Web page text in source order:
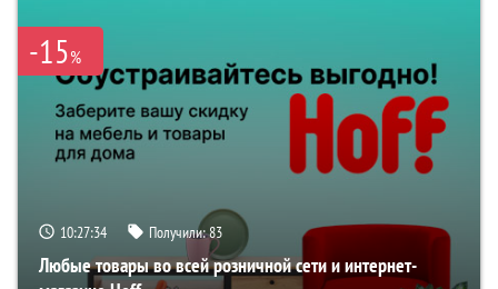
-15%
10:27:33 Получили:83
Любые товары во всей розничной сети и интернет-